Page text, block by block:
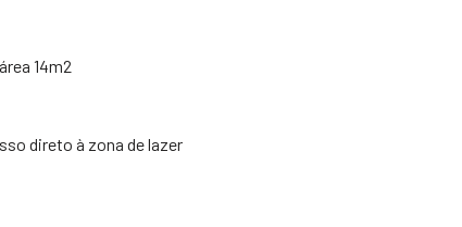
14m2
direto à zona de lazer